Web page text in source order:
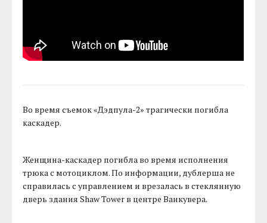
Во время съемок «Дэдпула-2» трагически погибла
каскадер.
Женщина-каскадер погибла во время исполнения
трюка с мотоциклом. По информации, дублерша не
справилась с управлением и врезалась в стеклянную
дверь здания Shaw Tower в центре Ванкувера.